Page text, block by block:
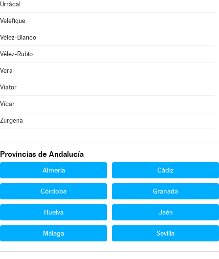
Urrácal
Velefique
Vélez-Blanco
Vélez-Rubio
Vera
Viator
Vícar
Zurgena
Provincias de Andalucía
Almería Cádiz
Córdoba Granada
Huelva Jaén
Málaga Sevilla